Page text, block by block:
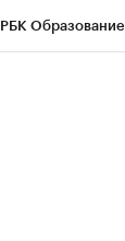
РБК Образование